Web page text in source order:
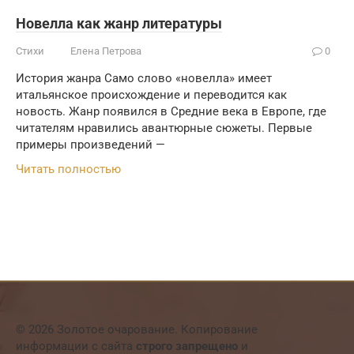
Новелла как жанр литературы
Стихи Елена Петрова 0
История жанра Само слово «новелла» имеет
итальянское происхождение и переводится как
новость. Жанр появился в Средние века в Европе, где
читателям нравились авантюрные сюжеты. Первые
примеры произведений —
Читать полностью
© 2026 Золотое очарование. Копирование
информации с сайта строго запрещено и